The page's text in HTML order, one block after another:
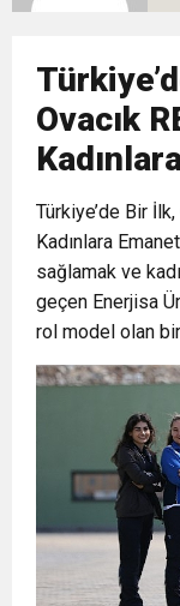
Gösterisi
9:33 CHP’li 3
Hedefinde
8:35 Anneler
Buluşması
14:11 Buca’da
18:28 Eğitim
Abdulrezak
Ovacık
Türkiye’de Bir
Kadınlara
sağlamak ve
geçen Enerjisa
rol model olan